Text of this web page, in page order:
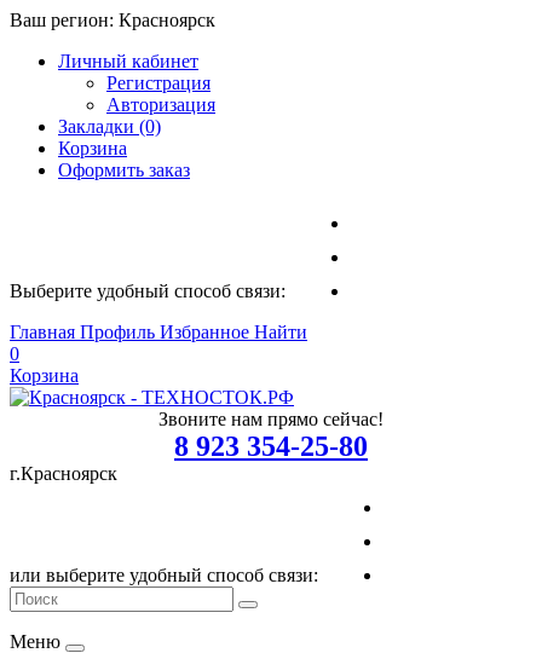
Ваш регион: Красноярск
Личный кабинет
Регистрация
Авторизация
Закладки (0)
Корзина
Оформить заказ
Выберите удобный способ связи:
Главная Профиль Избранное Найти
0
Корзина
Звоните нам прямо сейчас!
8 923 354-25-80
г.Красноярск
или выберите удобный способ связи:
Меню